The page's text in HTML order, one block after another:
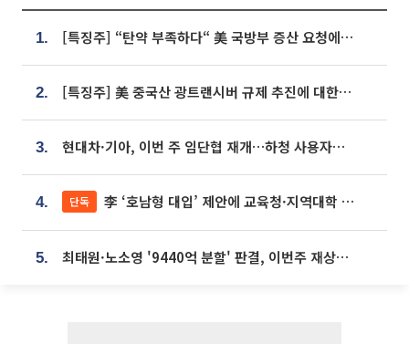
1. [특징주] “탄약 부족하다“ 美 국방부 증산 요청에⋯국내 방산주 급등세
2. [특징주] 美 중국산 광트랜시버 규제 추진에 대한광통신 등 광통신株 강세
3. 현대차·기아, 이번 주 임단협 재개…하청 사용자성 재심도 ‘변수’
4. 단독 李 ‘호남형 대입’ 제안에 교육청·지역대학 서·논술형 입시 연계 '착수'
5. 최태원·노소영 '9440억 분할' 판결, 이번주 재상고 여부 주목